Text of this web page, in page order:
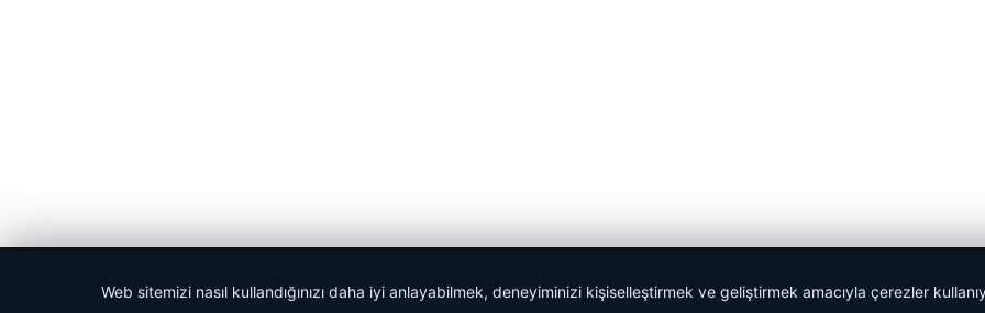
Web sitemizi nasıl kullandığınızı daha iyi anlayabilmek, deneyiminizi kişiselleştirmek ve geliştirmek amacıyla çerezler